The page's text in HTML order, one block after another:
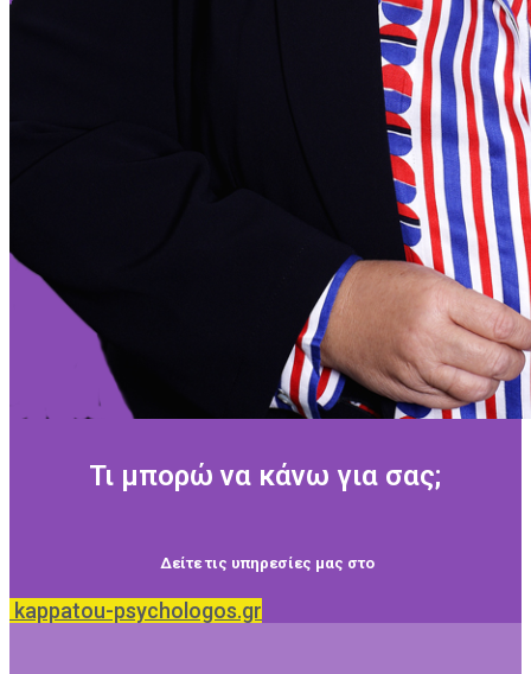
Τι μπορώ να κάνω για σας;
Δείτε τις υπηρεσίες μας στο
kappatou-psychologos.gr